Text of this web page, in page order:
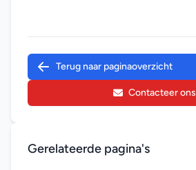
Terug naar paginaoverzicht
Contacteer ons
Gerelateerde pagina's